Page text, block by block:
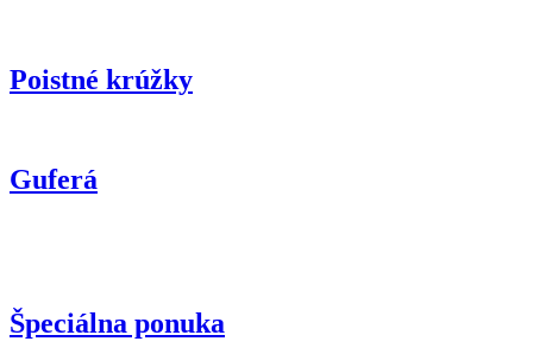
Poistné krúžky
Guferá
Špeciálna ponuka